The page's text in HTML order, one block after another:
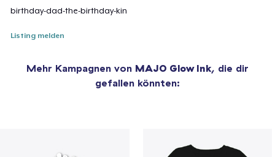
birthday-dad-the-birthday-kin
Listing melden
Mehr Kampagnen von MAJO Glow Ink, die dir
gefallen könnten: